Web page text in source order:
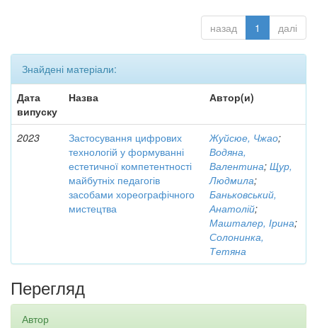
назад 1 далі
Знайдені матеріали:
Дата
випуску
Назва Автор(и)
2023
Застосування цифрових
технологій у формуванні
естетичної компетентності
майбутніх педагогів
засобами хореографічного
мистецтва
Жуйсюе, Чжао;
Водяна,
Валентина; Щур,
Людмила;
Баньковський,
Анатолій;
Машталер, Ірина;
Солонинка,
Тетяна
Перегляд
Автор